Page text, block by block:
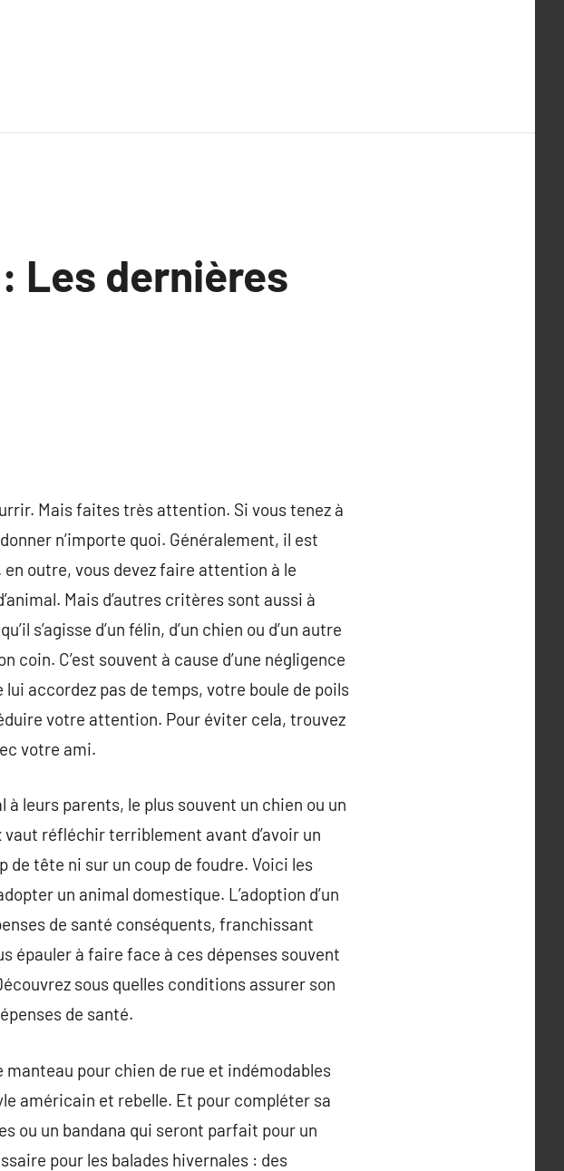
Les dernières
Mais faites très attention. Si vous tenez à
n’importe quoi. Généralement, il est
outre, vous devez faire attention à le
Mais d’autres critères sont aussi à
s’agisse d’un félin, d’un chien ou d’un autre
coin. C’est souvent à cause d’une négligence
accordez pas de temps, votre boule de poils
votre attention. Pour éviter cela, trouvez
votre ami.
leurs parents, le plus souvent un chien ou un
réfléchir terriblement avant d’avoir un
de tête ni sur un coup de foudre. Voici les
un animal domestique. L’adoption d’un
de santé conséquents, franchissant
épauler à faire face à ces dépenses souvent
sous quelles conditions assurer son
de santé.
pour chien de rue et indémodables
américain et rebelle. Et pour compléter sa
ou un bandana qui seront parfait pour un
pour les balades hivernales : des